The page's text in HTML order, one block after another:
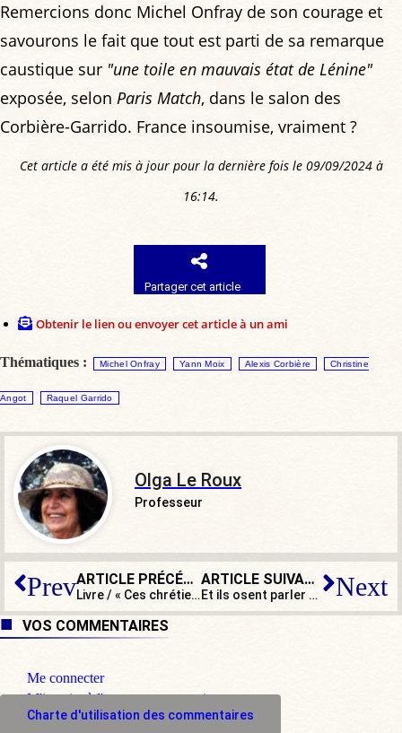
Remercions donc Michel Onfray de son courage et
savourons le fait que tout est parti de sa remarque
caustique sur "une toile en mauvais état de Lénine"
exposée, selon Paris Match, dans le salon des
Corbière-Garrido. France insoumise, vraiment ?
Cet article a été mis à jour pour la dernière fois le 09/09/2024 à
16:14.
Partager cet article
Obtenir le lien ou envoyer cet article à un ami
Thématiques : Michel Onfray Yann Moix Alexis Corbière Christine
Angot Raquel Garrido
Olga Le Roux
Professeur
Prev ARTICLE PRÉCÉDENT
Livre / « Ces chrétiens qui ont résisté à Hitler », Dominique Lormier
ARTICLE SUIVANT
Et ils osent parler de démocratie ! Next
VOS COMMENTAIRES
Me connecter
M'inscrire à l'espace commentaire
Charte d'utilisation des commentaires